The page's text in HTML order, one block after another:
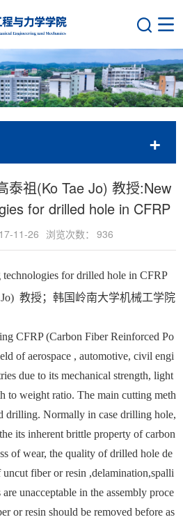
泰祖(Ko Tae Jo) 教授:New
for drilled hole in CFRP
11-26 浏览次数： 936
for drilled hole in CFRP
教授；韩国岭南大学机械工学院
CFRP (Carbon Fiber Reinforced Po
of aerospace , automotive, civil engi
due to its mechanical strength, light
to weight ratio. The main cutting meth
drilling. Normally in case drilling hole,
its inherent brittle property of carbon
of wear, the quality of drilled hole de
uncut fiber or resin ,delamination,spalli
unacceptable in the assembly proce
or resin should be removed before as